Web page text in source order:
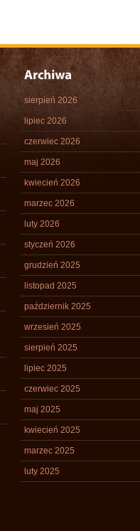
sierpień 2026
lipiec 2026
czerwiec 2026
maj 2026
kwiecień 2026
marzec 2026
luty 2026
styczeń 2026
grudzień 2025
listopad 2025
październik 2025
wrzesień 2025
sierpień 2025
lipiec 2025
czerwiec 2025
maj 2025
kwiecień 2025
marzec 2025
luty 2025